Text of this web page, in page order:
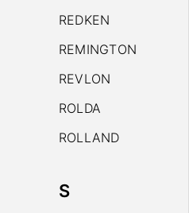
REDKEN
REMINGTON
REVLON
ROLDA
ROLLAND
S